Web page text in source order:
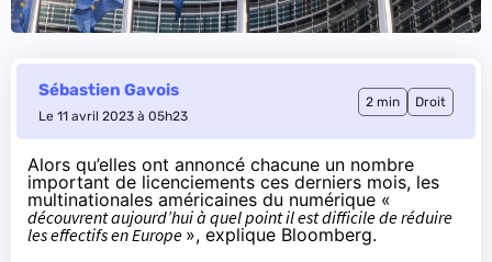
Sébastien Gavois
Le 11 avril 2023 à 05h23
2 min Droit
Alors qu’elles ont annoncé chacune un nombre
important de licenciements ces derniers mois, les
multinationales américaines du numérique «
découvrent aujourd’hui à quel point il est difficile de réduire
les effectifs en Europe », explique Bloomberg.